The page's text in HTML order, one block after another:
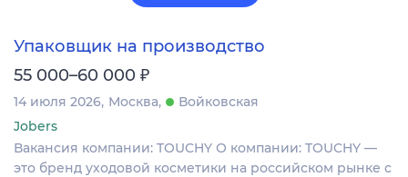
Упаковщик на производство
55 000–60 000 ₽
14 июля 2026 Москва
Войковская
Jobers
Вакансия компании: TOUCHY О компании: TOUCHY —
это бренд уходовой косметики на российском рынке с